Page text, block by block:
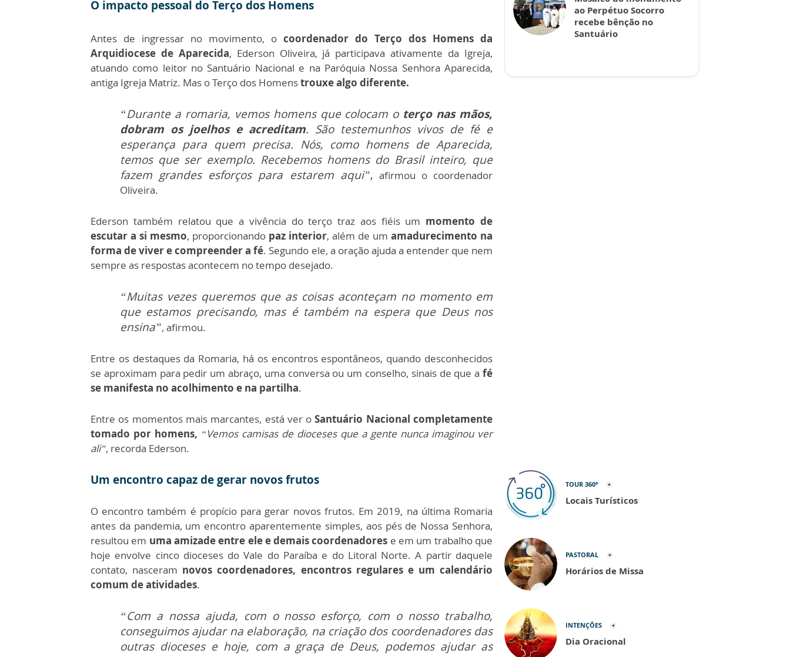
O impacto pessoal do Terço dos Homens
Antes de ingressar no movimento, o coordenador do Terço dos Homens da
Arquidiocese de Aparecida, Ederson Oliveira, já participava ativamente da Igreja,
atuando como leitor no Santuário Nacional e na Paróquia Nossa Senhora Aparecida,
antiga Igreja Matriz. Mas o Terço dos Homenstrouxe algo diferente.
“Durante a romaria, vemos homens que colocam oterço nas mãos,
dobram os joelhos e acreditam. São testemunhos vivos de fé e
esperança para quem precisa. Nós, como homens de Aparecida,
temos que ser exemplo. Recebemos homens do Brasil inteiro, que
fazem grandes esforços para estarem aqui”, afirmou o coordenador
Oliveira.
Ederson também relatou que a vivência do terço traz aos fiéis um momento de
escutar a si mesmo, proporcionando paz interior, além de um amadurecimento na
forma de viver e compreender a fé. Segundo ele, a oração ajuda a entender que nem
sempre as respostas acontecem no tempo desejado.
“Muitas vezes queremos que as coisas aconteçam no momento em
que estamos precisando, mas é também na espera que Deus nos
ensina”, afirmou.
Entre os destaques da Romaria, há os encontros espontâneos, quando desconhecidos
se aproximam para pedir um abraço, uma conversa ou um conselho, sinais de que a fé
se manifesta no acolhimento e na partilha.
Entre os momentos mais marcantes, está ver oSantuário Nacional completamente
tomado por homens, “Vemos camisas de dioceses que a gente nunca imaginou ver
ali”, recorda Ederson.
Um encontro capaz de gerar novos frutos
O encontro também é propício para gerar novos frutos. Em 2019, na última Romaria
antes da pandemia, um encontro aparentemente simples, aos pés de Nossa Senhora,
resultou em uma amizade entre ele e demais coordenadores e em um trabalho que
hoje envolve cinco dioceses do Vale do Paraíba e do Litoral Norte. A partir daquele
contato, nasceram novos coordenadores, encontros regulares e um calendário
comum de atividades.
“Com a nossa ajuda, com o nosso esforço, com o nosso trabalho,
conseguimos ajudar na elaboração, na criação dos coordenadores das
outras dioceses e hoje, com a graça de Deus, podemos ajudar as
ao Perpétuo Socorro
recebe bênção no
Santuário
TOUR 360º
Locais Turísticos
PASTORAL
Horários de Missa
INTENÇÕES
Dia Oracional